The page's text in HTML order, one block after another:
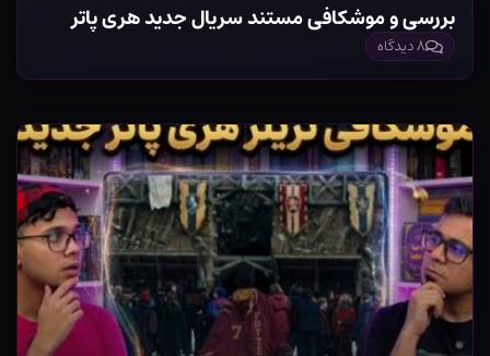
بررسی و موشکافی مستند سریال جدید هری پاتر
۸ دیدگاه